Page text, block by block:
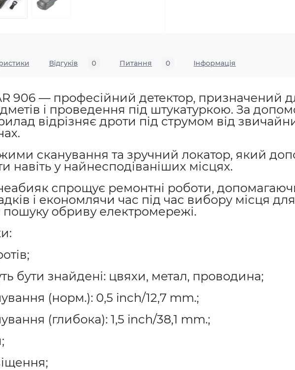
Відгуків 0 Питання 0 Iнформація
906 — професійний детектор, призначений
і проведення під штукатуркою. За
відрізняє дроти під струмом від
сканування та зручний локатор, який
навіть у найнесподіваніших місцях.
спрощує ремонтні роботи,
і економлячи час під час вибору місця
пошуку обриву електромережі.
бути знайдені: цвяхи, метал, проводина;
(норм.): 0,5 inch/12,7 mm.;
(глибока): 1,5 inch/38,1 mm.;